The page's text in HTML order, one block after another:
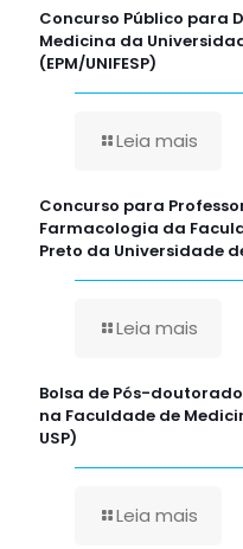
Concurso Público para
Medicina da
(EPM/UNIFESP)
Leia mais
Concurso para
Farmacologia da
Preto da Universidade
Leia mais
Bolsa de Pós-
na Faculdade de
USP)
Leia mais